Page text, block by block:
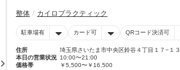
整体 カイロプラクティック
駐車場有 カード可 QRコード決済可
住所
埼玉県さいたま市中央区鈴谷４丁目１７−１３
本日の営業状況 10:00〜21:00
価格帯
￥5,500〜￥16,500